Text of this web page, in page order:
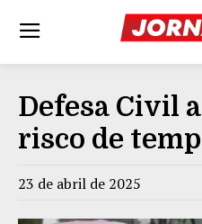
Defesa Civil
risco de
23 de abril de 2025